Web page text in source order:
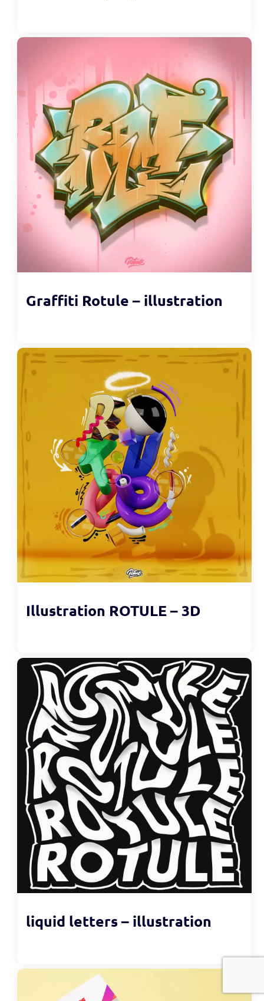
Graffiti Rotule – illustration
Illustration ROTULE – 3D
liquid letters – illustration